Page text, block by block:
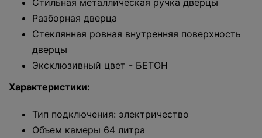
Стильная металлическая ручка дверцы
Разборная дверца
Стеклянная ровная внутренняя поверхность
дверцы
Эксклюзивный цвет - БЕТОН
Характеристики:
Тип подключения: электричество
Объем камеры 64 литра